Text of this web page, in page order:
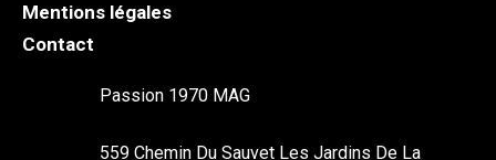
Mentions légales
Contact
Passion 1970 MAG
559 Chemin Du Sauvet Les Jardins De La